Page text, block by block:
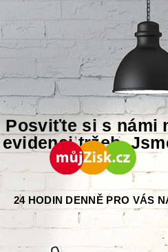
Posviťte si s námi
evidenci tržeb.
24 HODIN DENNĚ PRO VÁS